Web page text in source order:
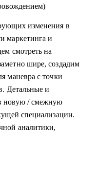
изменения в
маркетинга и
смотреть на
шире, создадим
маневра с точки
Детальные и
новую / смежную
специализации.
аналитики,